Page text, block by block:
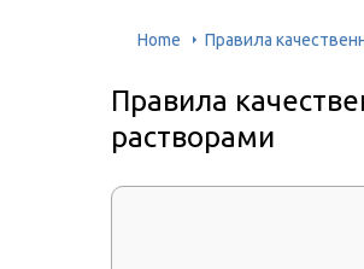
Home Правила
Правила
растворами